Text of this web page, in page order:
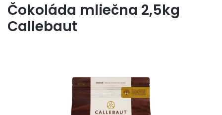
Čokoláda mliečna 2,5kg
Callebaut